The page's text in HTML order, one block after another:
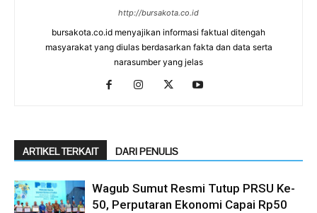
http://bursakota.co.id
bursakota.co.id menyajikan informasi faktual ditengah
masyarakat yang diulas berdasarkan fakta dan data serta
narasumber yang jelas
ARTIKEL TERKAIT DARI PENULIS
Wagub Sumut Resmi Tutup PRSU Ke-
50, Perputaran Ekonomi Capai Rp50